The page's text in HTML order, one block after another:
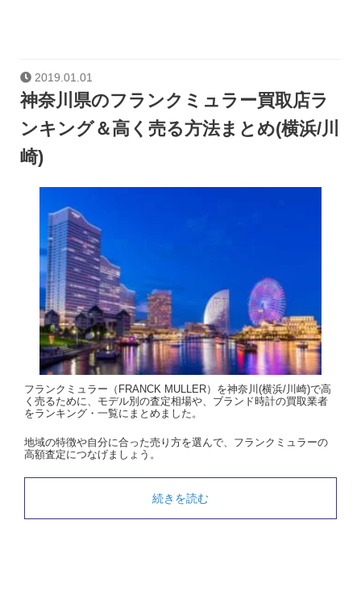
2019.01.01
神奈川県のフランクミュラー買取店ラ
ンキング＆高く売る方法まとめ(横浜/川
崎)
フランクミュラー（FRANCK MULLER）を神奈川(横浜/川崎)で高
く売るために、モデル別の査定相場や、ブランド時計の買取業者
をランキング・一覧にまとめました。
地域の特徴や自分に合った売り方を選んで、フランクミュラーの
高額査定につなげましょう。
続きを読む